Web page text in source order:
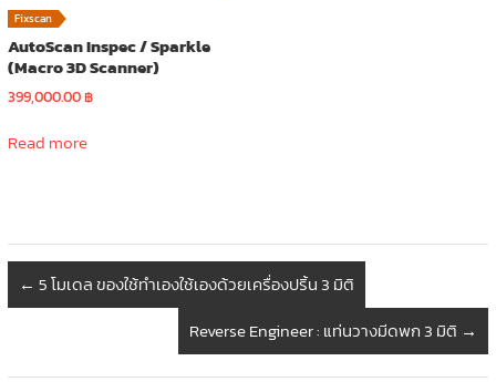
Fixscan
AutoScan Inspec / Sparkle
(Macro 3D Scanner)
399,000.00฿
Read more
← 5 โมเดล ของใช้ทำเองใช้เองด้วยเครื่องปริ้น 3 มิติ
Reverse Engineer : แท่นวางมีดพก 3 มิติ →